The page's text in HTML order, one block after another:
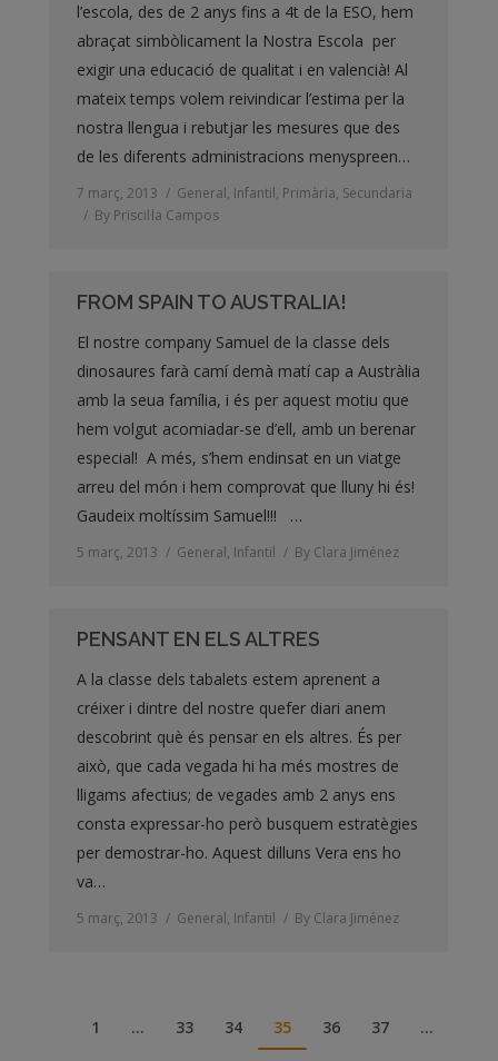
l’escola, des de 2 anys fins a 4t de la ESO, hem
abraçat simbòlicament la Nostra Escola per
exigir una educació de qualitat i en valencià! Al
mateix temps volem reivindicar l’estima per la
nostra llengua i rebutjar les mesures que des
de les diferents administracions menyspreen…
7 març, 2013 General, Infantil, Primària, Secundaria
By Priscil·la Campos
FROM SPAIN TO AUSTRALIA!
El nostre company Samuel de la classe dels
dinosaures farà camí demà matí cap a Austràlia
amb la seua família, i és per aquest motiu que
hem volgut acomiadar-se d’ell, amb un berenar
especial! A més, s’hem endinsat en un viatge
arreu del món i hem comprovat que lluny hi és!
Gaudeix moltíssim Samuel!!! …
5 març, 2013 General, Infantil By Clara Jiménez
PENSANT EN ELS ALTRES
A la classe dels tabalets estem aprenent a
créixer i dintre del nostre quefer diari anem
descobrint què és pensar en els altres. És per
això, que cada vegada hi ha més mostres de
lligams afectius; de vegades amb 2 anys ens
consta expressar-ho però busquem estratègies
per demostrar-ho. Aquest dilluns Vera ens ho
va…
5 març, 2013 General, Infantil By Clara Jiménez
1 … 33 34 35 36 37
…